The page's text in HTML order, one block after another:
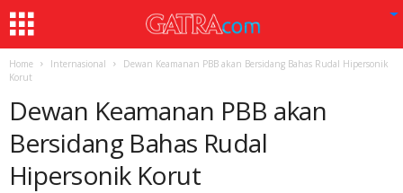
Home Internasional
Dewan Keamanan PBB akan Bersidang Bahas Rudal Hipersonik
Korut
Dewan Keamanan PBB akan
Bersidang Bahas Rudal
Hipersonik Korut